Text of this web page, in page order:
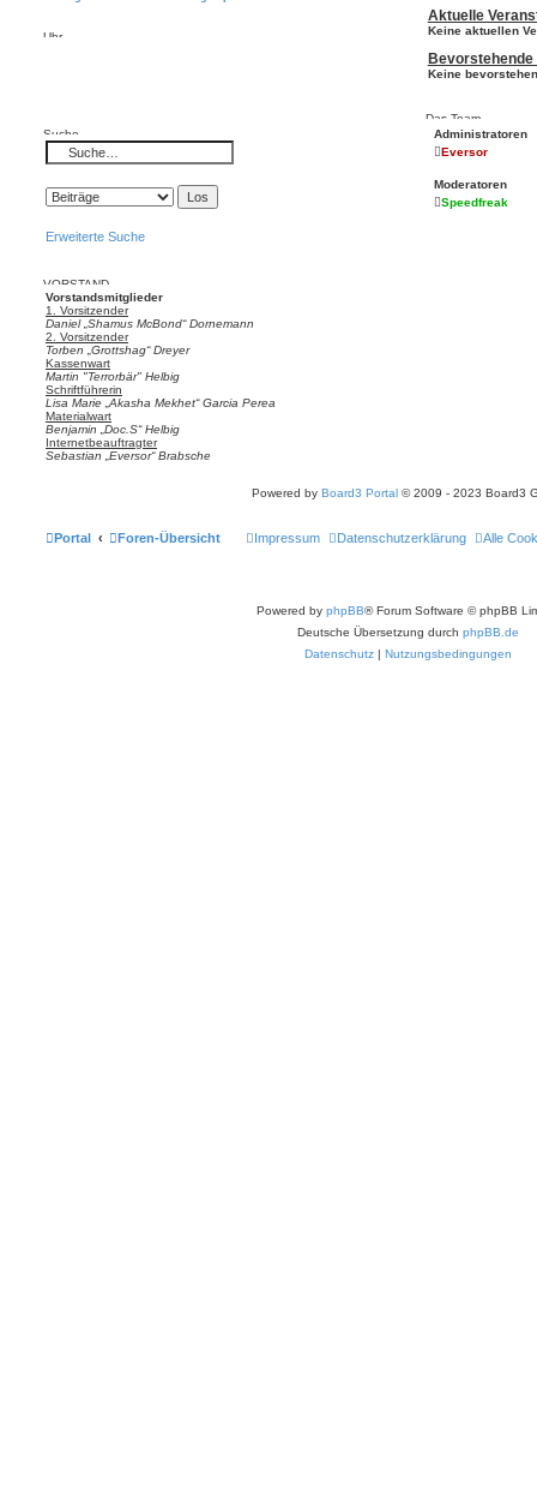
Uhr
Suche
Erweiterte Suche
VORSTAND
Vorstandsmitglieder
1. Vorsitzender
Daniel „Shamus McBond“ Dornemann
2. Vorsitzender
Torben „Grottshag“ Dreyer
Kassenwart
Martin "Terrorbär" Helbig
Schriftführerin
Lisa Marie „Akasha Mekhet“ Garcia Perea
Materialwart
Benjamin „Doc.S“ Helbig
Internetbeauftragter
Sebastian „Eversor“ Brabsche
Aktuelle
Keine aktuellen
Keine
Das Team
Administratoren
Eversor
Moderatoren
Speedfreak
Powered by Board3 Portal © 2009 - 2023 Board3
Portal Foren-Übersicht Alle
Datenschutzerklärung
Impressum
Powered by phpBB® Forum Software © phpBB
Deutsche Übersetzung durch phpBB.de
Datenschutz | Nutzungsbedingungen